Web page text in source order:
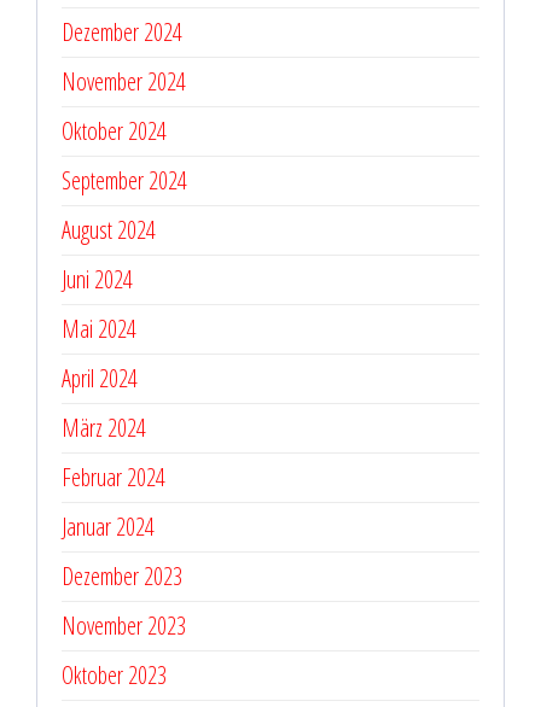
Dezember 2024
November 2024
Oktober 2024
September 2024
August 2024
Juni 2024
Mai 2024
April 2024
März 2024
Februar 2024
Januar 2024
Dezember 2023
November 2023
Oktober 2023